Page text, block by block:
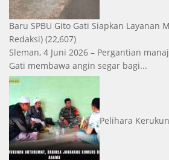
Baru SPBU Gito Gati Siapkan Layanan
Redaksi) (22,607)
Sleman, 4 Juni 2026 – Pergantian
Gati membawa angin segar bagi...
Pelihara